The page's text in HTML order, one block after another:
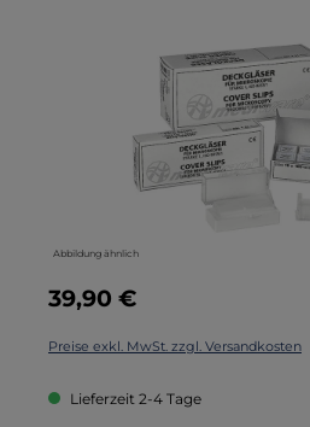
Abbildung ähnlich
Regulärer Preis:
39,90 €
Preise exkl. MwSt. zzgl. Versandkosten
Lieferzeit 2-4 Tage